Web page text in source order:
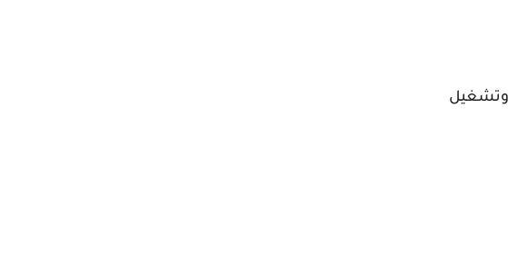
وتشغيل